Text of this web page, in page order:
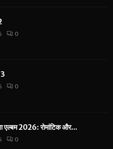
0
0
एल्बम 2026: रोमांटिक और...
0